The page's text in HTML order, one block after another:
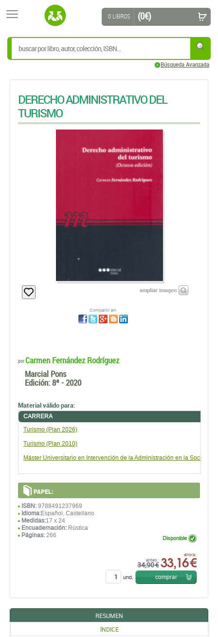
Búsqueda Avanzada
0 LIBROS (0 €)
DERECHO ADMINISTRATIVO DEL
TURISMO
ampliar imagen
Compartir en:
porCarmen Fernández Rodríguez
Marcial Pons
Edición:8ª - 2020
Material válido para:
CARRERA
Turismo (Plan 2026)
Turismo (Plan 2010)
Máster Universitario en Intervención de la Administración en la Sociedad
PAPEL:
ISBN: 9788491237969
Idioma:Español, Castellano
Medidas:17 x 24
Encuadernación: Rústica
Páginas: 266
antes:
34,90 €
ahora:
33,16 €
Disponible
und. comprar
RESUMEN
ÍNDICE